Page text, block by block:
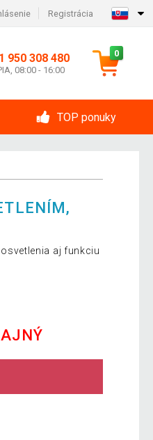
Registrácia
950 308 480
08:00 - 16:00
0
TOP ponuky
aj funkciu